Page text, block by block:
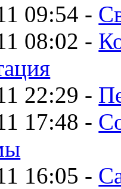
09:54 -
08:02 -
22:29 -
17:48 -
16:05 -